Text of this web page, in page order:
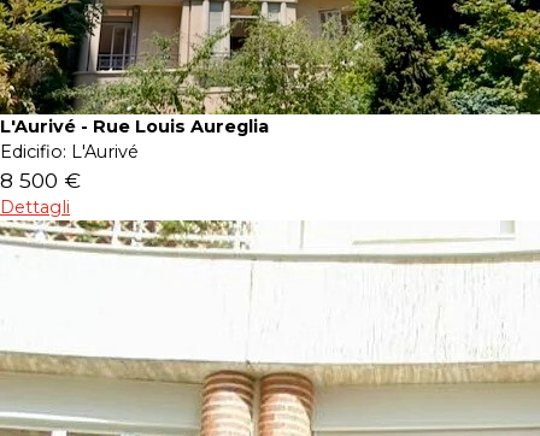
L'Aurivé - Rue Louis Aureglia
Edicifio: L'Aurivé
8 500 €
Dettagli